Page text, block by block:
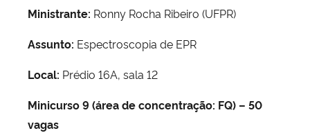
Ministrante: Ronny Rocha Ribeiro (UFPR)
Assunto: Espectroscopia de EPR
Local: Prédio 16A, sala 12
Minicurso 9 (área de concentração: FQ) – 50
vagas